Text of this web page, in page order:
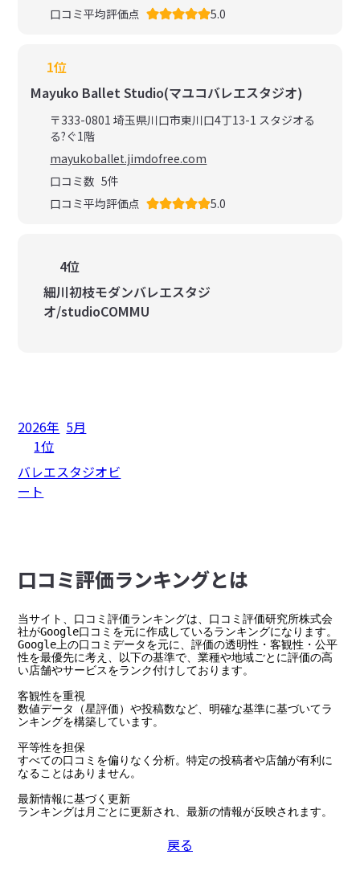
口コミ平均評価点
5.0
1位
Mayuko Ballet Studio(マユコバレエスタジオ)
〒333-0801 埼玉県川口市東川口4丁13-1 スタジオる
る?ぐ1階
mayukoballet.jimdofree.com
口コミ数 5件
口コミ平均評価点
5.0
4位
細川初枝モダンバレエスタジ
オ/studioCOMMU
2026年 5月
1位
バレエスタジオビ
ート
⼝コミ評価ランキングとは
当サイト、口コミ評価ランキングは、口コミ評価研究所株式会
社がGoogle口コミを元に作成しているランキングになります。
Google上の口コミデータを元に、評価の透明性・客観性・公平
性を最優先に考え、以下の基準で、業種や地域ごとに評価の高
い店舗やサービスをランク付けしております。
客観性を重視
数値データ（星評価）や投稿数など、明確な基準に基づいてラ
ンキングを構築しています。
平等性を担保
すべての口コミを偏りなく分析。特定の投稿者や店舗が有利に
なることはありません。
最新情報に基づく更新
ランキングは月ごとに更新され、最新の情報が反映されます。
戻る